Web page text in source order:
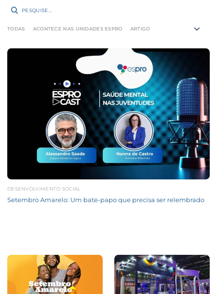
TODAS ACONTECE NAS UNIDADES ESPRO ARTIGO
DESENVOLVIMENTO SOCIAL ESTÁGIO EVENTOS FMT
PESQUISAS PODCASTS
PROGRAMA JOVEM APRENDIZ RELATÓRIO ANUAL
RESPONSABILIDADE SOCIAL SEM CATEGORIA
SISTEMA DE APRENDIZAGEM
PESQUISE...
DESENVOLVIMENTO SOCIAL
Setembro Amarelo: Um bate-papo que precisa ser relembrado